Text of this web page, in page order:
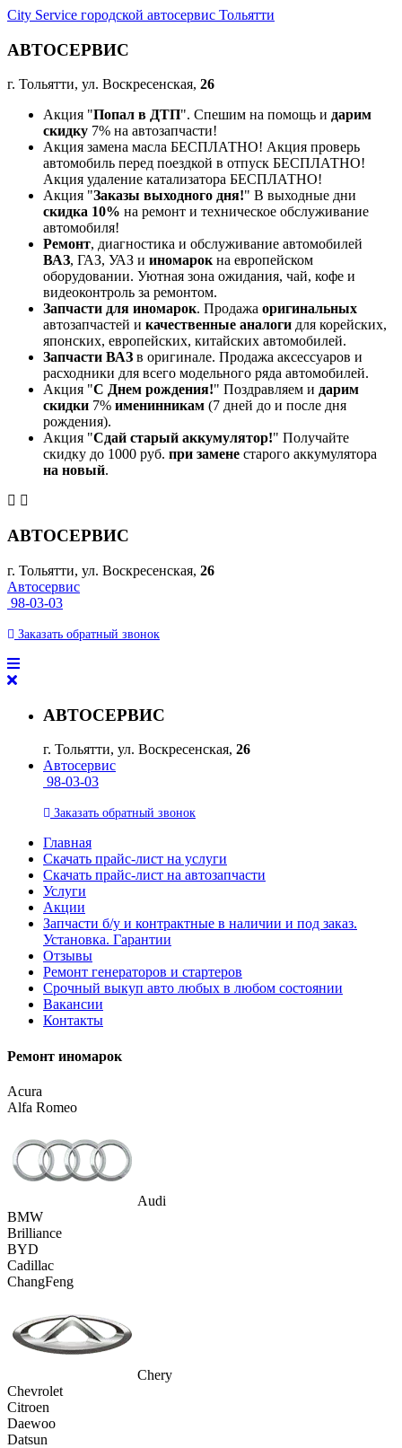
City Service городской автосервис Тольятти
АВТОСЕРВИС
г. Тольятти, ул. Воскресенская, 26
Акция "Попал в ДТП". Спешим на помощь и дарим
скидку 7% на автозапчасти!
Акция замена масла БЕСПЛАТНО! Акция проверь
автомобиль перед поездкой в отпуск БЕСПЛАТНО!
Акция удаление катализатора БЕСПЛАТНО!
Акция "Заказы выходного дня!" В выходные дни
скидка 10% на ремонт и техническое обслуживание
автомобиля!
Ремонт, диагностика и обслуживание автомобилей
ВАЗ, ГАЗ, УАЗ и иномарокна европейском
оборудовании. Уютная зона ожидания, чай, кофе и
видеоконтроль за ремонтом.
Запчасти для иномарок. Продажа оригинальных
автозапчастей и качественные аналоги для корейских,
японских, европейских, китайских автомобилей.
Запчасти ВАЗ в оригинале. Продажа аксессуаров и
расходники для всего модельного ряда автомобилей.
Акция "С Днем рождения!" Поздравляем и дарим
скидки 7% именинникам (7 дней до и после дня
рождения).
Акция "Сдай старый аккумулятор!" Получайте
скидку до 1000 руб. при замене старого аккумулятора
на новый.
АВТОСЕРВИС
г. Тольятти, ул. Воскресенская, 26
Автосервис
98-03-03
Заказать обратный звонок
АВТОСЕРВИС
г. Тольятти, ул. Воскресенская, 26
Автосервис
98-03-03
Заказать обратный звонок
Главная
Скачать прайс-лист на услуги
Скачать прайс-лист на автозапчасти
Услуги
Акции
Запчасти б/у и контрактные в наличии и под заказ.
Установка. Гарантии
Отзывы
Ремонт генераторов и стартеров
Cрочный выкуп авто любых в любом состоянии
Вакансии
Контакты
Ремонт иномарок
Acura
Alfa Romeo
Audi
BMW
Brilliance
BYD
Cadillac
ChangFeng
Chery
Chevrolet
Citroen
Daewoo
Datsun